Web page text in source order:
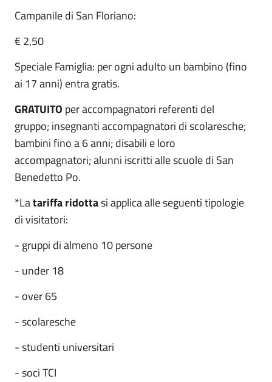
Campanile di San Floriano:
€ 2,50
Speciale Famiglia: per ogni adulto un bambino (fino
ai 17 anni) entra gratis.
GRATUITO per accompagnatori referenti del
gruppo; insegnanti accompagnatori di scolaresche;
bambini fino a 6 anni; disabili e loro
accompagnatori; alunni iscritti alle scuole di San
Benedetto Po.
*Latariffa ridottasi applica alle seguenti tipologie
di visitatori:
- gruppi di almeno 10 persone
- under 18
- over 65
- scolaresche
- studenti universitari
- soci TCI